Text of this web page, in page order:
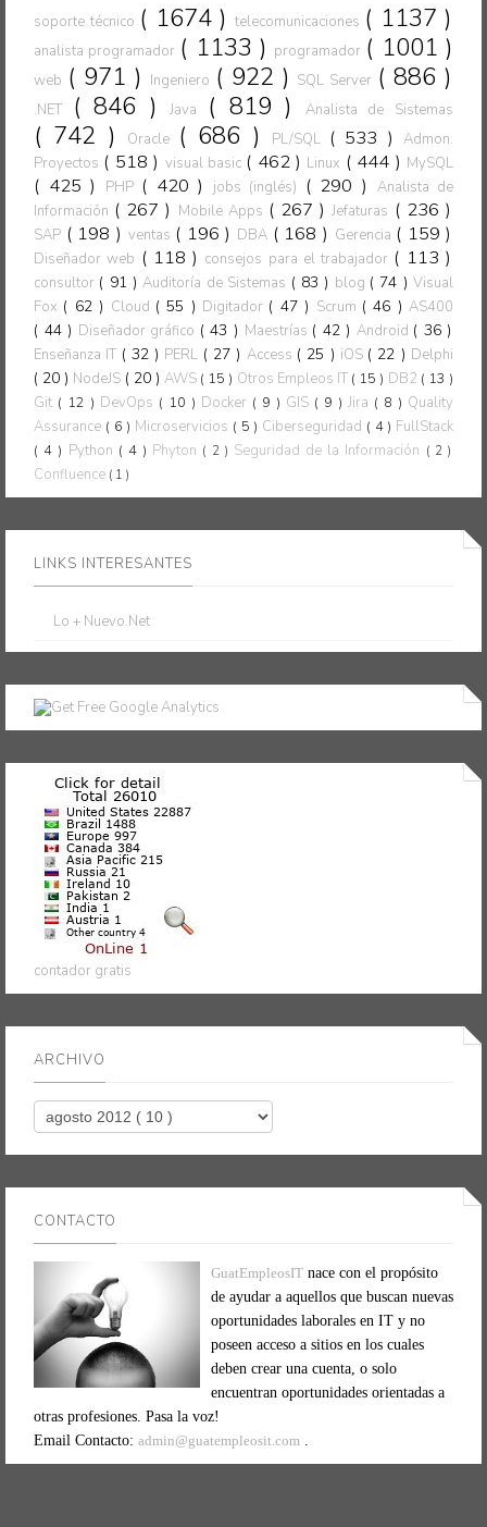
soporte técnico ( 1674 ) telecomunicaciones ( 1137 )
analista programador ( 1133 ) programador ( 1001 )
web ( 971 ) Ingeniero ( 922 ) SQL Server ( 886 )
.NET ( 846 )Java ( 819 ) Analista de Sistemas
( 742 ) Oracle ( 686 ) PL/SQL ( 533 )Admon.
Proyectos ( 518 ) visual basic ( 462 ) Linux ( 444 ) MySQL
( 425 ) PHP ( 420 ) jobs (inglés) ( 290 )
Analista de
Información ( 267 ) Mobile Apps ( 267 )Jefaturas ( 236 )
SAP ( 198 ) ventas ( 196 ) DBA ( 168 ) Gerencia ( 159 )
Diseñador web ( 118 ) consejos para el trabajador ( 113 )
consultor ( 91 )Auditoría de Sistemas ( 83 ) blog ( 74 )Visual
Fox ( 62 ) Cloud ( 55 ) Digitador ( 47 ) Scrum ( 46 ) AS400
( 44 ) Diseñador gráfico ( 43 ) Maestrías ( 42 ) Android ( 36 )
Enseñanza IT ( 32 ) PERL ( 27 ) Access ( 25 ) iOS ( 22 ) Delphi
( 20 ) NodeJS ( 20 )AWS ( 15 ) Otros Empleos IT ( 15 ) DB2 ( 13 )
Git ( 12 ) DevOps ( 10 ) Docker ( 9 ) GIS ( 9 ) Jira ( 8 ) Quality
Assurance ( 6 ) Microservicios ( 5 ) Ciberseguridad ( 4 ) FullStack
( 4 ) Python ( 4 ) Phyton ( 2 ) Seguridad de la Información ( 2 )
Confluence ( 1 )
LINKS INTERESANTES
Lo + Nuevo.Net
contador gratis
ARCHIVO
CONTACTO
GuatEmpleosIT nace con el propósito
de ayudar a aquellos que buscan nuevas
oportunidades laborales en IT y no
poseen acceso a sitios en los cuales
deben crear una cuenta, o solo
encuentran oportunidades orientadas a
otras profesiones. Pasa la voz!
Email Contacto: admin@guatempleosit.com .